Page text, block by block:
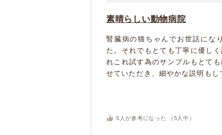
素晴らしい動物病院
腎臓病の猫ちゃんでお世話にな
た。それでもとても丁寧に優し
れこれ試す為のサンプルもとて
せていただき、細やかな説明も
5 人が参考になった （ 5 人中）